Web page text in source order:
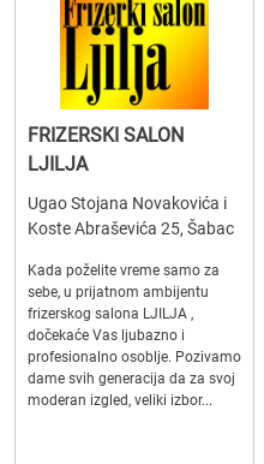
FRIZERSKI SALON
LJILJA
Ugao Stojana Novakovića i
Koste Abraševića 25, Šabac
Kada poželite vreme samo za
sebe, u prijatnom ambijentu
frizerskog salona LJILJA ,
dočekaće Vas ljubazno i
profesionalno osoblje. Pozivamo
dame svih generacija da za svoj
moderan izgled, veliki izbor...